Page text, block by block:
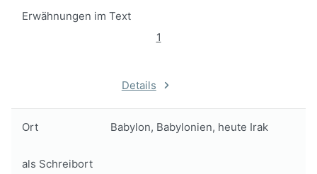
Erwähnungen im Text
1
Details
Ort Babylon, Babylonien, heute Irak
als Schreibort